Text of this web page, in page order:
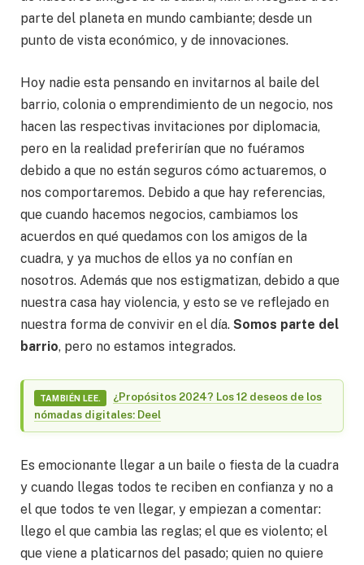
parte del planeta en mundo cambiante; desde un
punto de vista económico, y de innovaciones.
Hoy nadie esta pensando en invitarnos al baile del
barrio, colonia o emprendimiento de un negocio, nos
hacen las respectivas invitaciones por diplomacia,
pero en la realidad preferirían que no fuéramos
debido a que no están seguros cómo actuaremos, o
nos comportaremos. Debido a que hay referencias,
que cuando hacemos negocios, cambiamos los
acuerdos en qué quedamos con los amigos de la
cuadra, y ya muchos de ellos ya no confían en
nosotros. Además que nos estigmatizan, debido a que
nuestra casa hay violencia, y esto se ve reflejado en
nuestra forma de convivir en el día. Somos parte del
barrio, pero no estamos integrados.
TAMBIÉN LEE.
¿Propósitos 2024? Los 12 deseos de los
nómadas digitales: Deel
Es emocionante llegar a un baile o fiesta de la cuadra
y cuando llegas todos te reciben en confianza y no a
el que todos te ven llegar, y empiezan a comentar:
llego el que cambia las reglas; el que es violento; el
que viene a platicarnos del pasado; quien no quiere